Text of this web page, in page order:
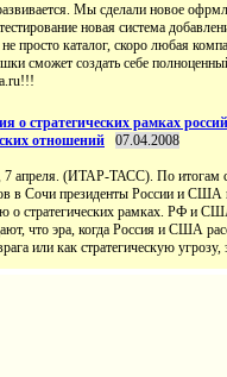
Мы сделали новое
новая система
просто каталог, скоро любая
сможет создать себе
о стратегических рамках
отношений
07.04.2008
(ИТАР-ТАСС). По итогам
в Сочи президенты России и США
о стратегических рамках. РФ и
что эра, когда Россия и США
или как стратегическую угрозу,